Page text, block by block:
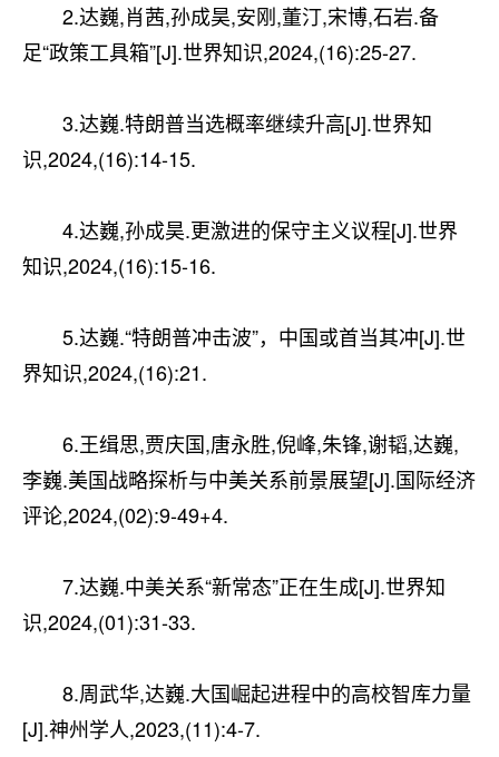
2.达巍,肖茜,孙成昊,安刚,董汀,宋博,石岩.备
足“政策工具箱”[J].世界知识,2024,(16):25-27.
3.达巍.特朗普当选概率继续升高[J].世界知
识,2024,(16):14-15.
4.达巍,孙成昊.更激进的保守主义议程[J].世界
知识,2024,(16):15-16.
5.达巍.“特朗普冲击波”，中国或首当其冲[J].世
界知识,2024,(16):21.
6.王缉思,贾庆国,唐永胜,倪峰,朱锋,谢韬,达巍,
李巍.美国战略探析与中美关系前景展望[J].国际经济
评论,2024,(02):9-49+4.
7.达巍.中美关系“新常态”正在生成[J].世界知
识,2024,(01):31-33.
8.周武华,达巍.大国崛起进程中的高校智库力量
[J].神州学人,2023,(11):4-7.